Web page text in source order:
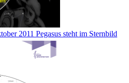
2011 Pegasus steht im Sternbild